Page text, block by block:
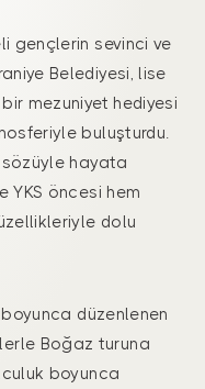
gençlerin sevinci ve
Belediyesi, lise
mezuniyet hediyesi
buluşturdu.
sözüyle hayata
YKS öncesi hem
dolu
düzenlenen
Boğaz turuna
boyunca